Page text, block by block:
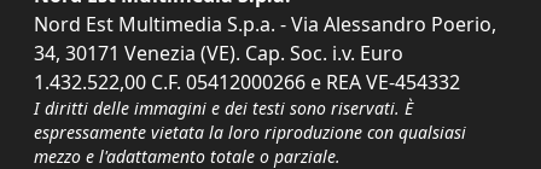
Nord Est Multimedia S.p.a. - Via Alessandro Poerio,
34, 30171 Venezia (VE). Cap. Soc. i.v. Euro
1.432.522,00 C.F. 05412000266 e REA VE-454332
I diritti delle immagini e dei testi sono riservati. È
espressamente vietata la loro riproduzione con qualsiasi
mezzo e l'adattamento totale o parziale.